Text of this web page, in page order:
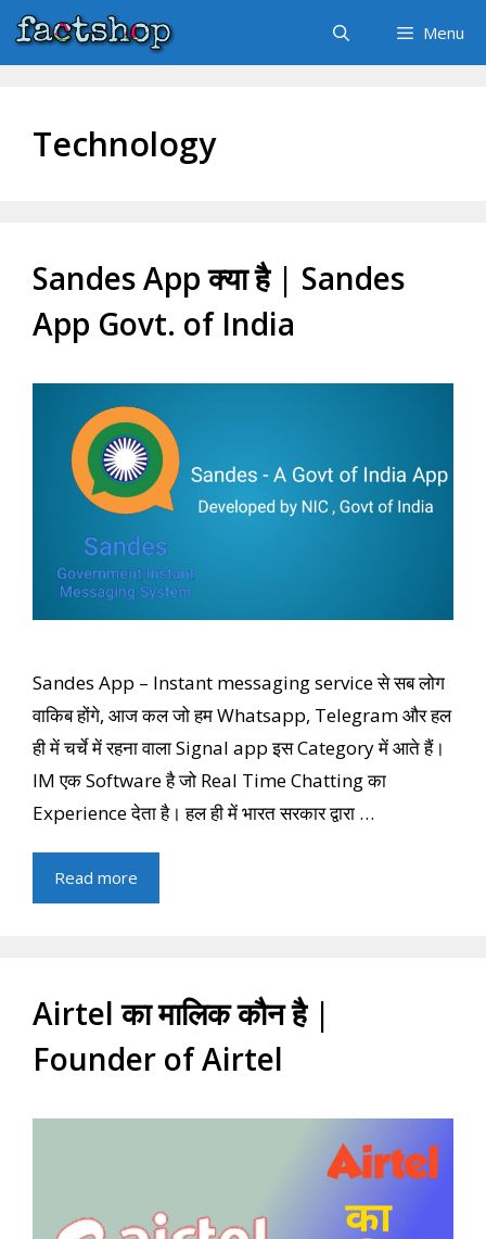
Skip
to
Menu
Technology
Sandes App क्या है | Sandes
App Govt. of India
Sandes App – Instant messaging service से सब लोग
वाकिब होंगे, आज कल जो हम Whatsapp, Telegram और हल
ही में चर्चे में रहना वाला Signal app इस Category में आते हैं।
IM एक Software है जो Real Time Chatting का
Experience देता है। हल ही में भारत सरकार द्वारा …
Read more
Airtel का मालिक कौन है |
Founder of Airtel